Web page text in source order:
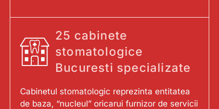
25 cabinete
stomatologice
Bucuresti specializate
Cabinetul stomatologic reprezinta entitatea
de baza, “nucleul” oricarui furnizor de servicii